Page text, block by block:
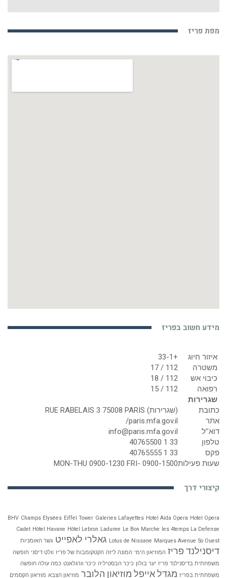
מפת פריז
מידע חשוב בפריז
איזור חיוג
+33-1
משטרה
112 / 17
כיבוי אש
112 / 18
רפואה
112 / 15
שגרירות
כתובת
(שגרירות) RUE RABELAIS 3 75008 PARIS
אתר
paris.mfa.gov.il/
דוא’’ל
info@paris.mfa.gov.il
טלפון
33 1 40765500
פקס
33 1 40765555
שעות פעילותMON-THU 0900-1230 FRI- 0900-1500
קיצורי דרך
BHV Champs Elysées Eiffel Tower Galeries Lafayettes Hotel Aida Opera Hotel Opera
Cadet Hôtel Havane Hôtel Lebron Laduree Le Bon Marche les 4temps La Defense
Lotus de Nissane Marques Avenue So Ouest גאלרי לאפייט גשר האומניות
דיסנילנד פריז המוזיאון הימי המונה ליזה הקטקומבות של פריז וולט דיסני חופשה
משפחתית בדיסנילנד פריז יער בולון כיכר הבסטיליה כיכר וורגלאנט כמה עולה חופשה
משפחתית בפריז מגדל אייפל מוזיאון הלובר מוזיאון הצבא מוזיאון הקסמים